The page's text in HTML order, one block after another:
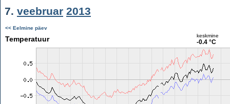
7. veebruar 2013
<< Eelmine päev
Temperatuur keskmine
-0.4 °C